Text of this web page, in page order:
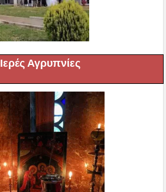
Ιερές Αγρυπνίες